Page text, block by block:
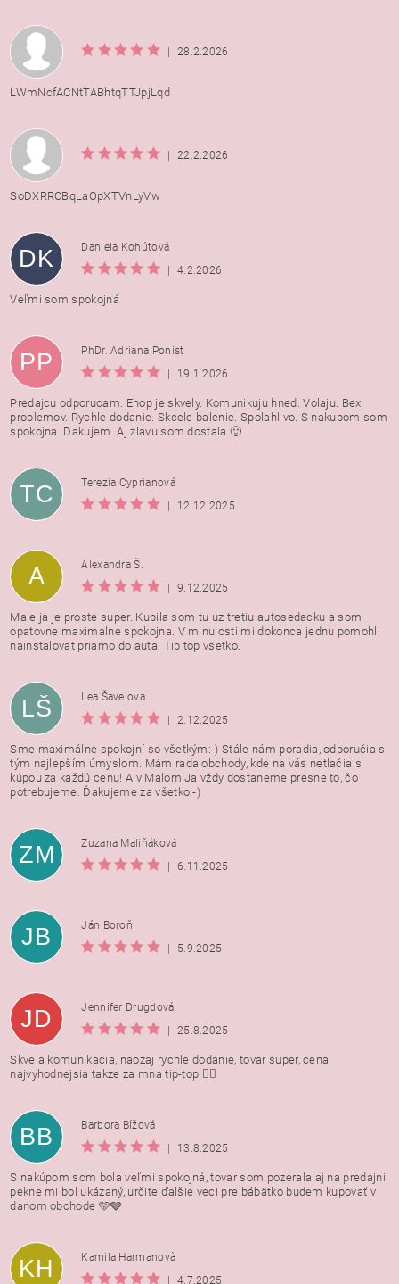
28.2.2026
LWmNcfACNtTABhtqTTJpjLqd
22.2.2026
SoDXRRCBqLaOpXTVnLyVw
DK
Daniela Kohútová
4.2.2026
Veľmi som spokojná
PP
PhDr. Adriana Ponist
19.1.2026
Predajcu odporucam. Ehop je skvely. Komunikuju hned. Volaju. Bex
problemov. Rychle dodanie. Skcele balenie. Spolahlivo. S nakupom som
spokojna. Dakujem. Aj zlavu som dostala.🙂
TC
Terezia Cyprianová
12.12.2025
A
Alexandra Š.
9.12.2025
Male ja je proste super. Kupila som tu uz tretiu autosedacku a som
opatovne maximalne spokojna. V minulosti mi dokonca jednu pomohli
nainstalovat priamo do auta. Tip top vsetko.
LŠ
Lea Šavelova
2.12.2025
Sme maximálne spokojní so všetkým:-) Stále nám poradia, odporučia s
tým najlepším úmyslom. Mám rada obchody, kde na vás netlačia s
kúpou za každú cenu! A v Malom Ja vždy dostaneme presne to, čo
potrebujeme. Ďakujeme za všetko:-)
ZM
Zuzana Maliňáková
6.11.2025
JB
Ján Boroň
5.9.2025
JD
Jennifer Drugdová
25.8.2025
Skvela komunikacia, naozaj rychle dodanie, tovar super, cena
najvyhodnejsia takze za mna tip-top 👍🏻
BB
Barbora Bížová
13.8.2025
S nakúpom som bola veľmi spokojná, tovar som pozerala aj na predajni
pekne mi bol ukázaný, určite ďalšie veci pre bábätko budem kupovať v
danom obchode 🩵🩶
KH
Kamila Harmanovà
4.7.2025